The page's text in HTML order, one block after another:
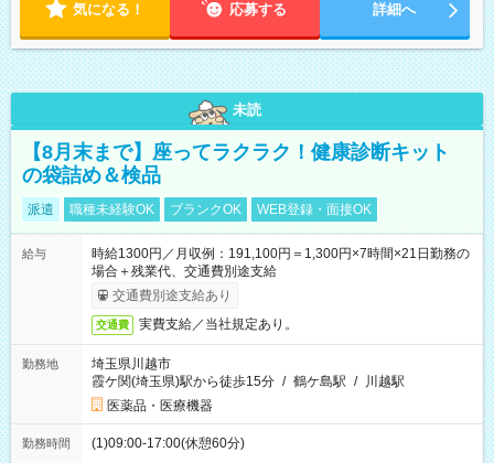
気になる！ 応募する 詳細へ
未読
【8月末まで】座ってラクラク！健康診断キット
の袋詰め＆検品
派遣 職種未経験OK ブランクOK WEB登録・面接OK
給与
時給1300円／月収例：191,100円＝1,300円×7時間×21日勤務の
場合＋残業代、交通費別途支給
交通費別途支給あり
交通費 実費支給／当社規定あり。
勤務地
埼玉県川越市
霞ケ関(埼玉県)駅から徒歩15分 / 鶴ケ島駅 / 川越駅
医薬品・医療機器
勤務時間 (1)09:00-17:00(休憩60分)